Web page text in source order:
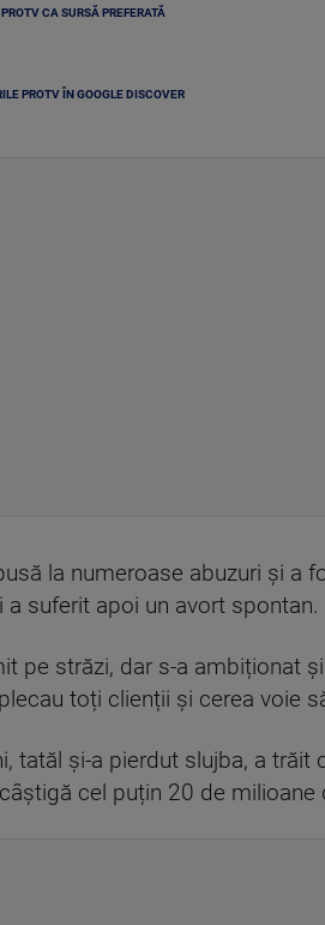
CA SURSĂ PREFERATĂ
PROTV ÎN GOOGLE DISCOVER
la numeroase abuzuri și a
suferit apoi un avort spontan.
pe străzi, dar s-a ambiționat
toți clienții și cerea voie
tatăl și-a pierdut slujba, a trăit
cel puțin 20 de milioane